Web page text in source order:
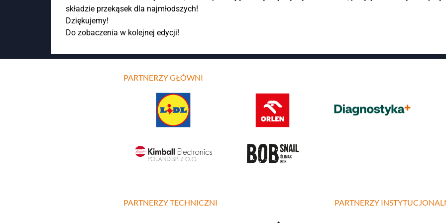
składzie przekąsek dla najmłodszych!
Dziękujemy!
Do zobaczenia w kolejnej edycji!
PARTNERZY GŁÓWNI
PARTNERZY TECHNICZNI PARTNERZY